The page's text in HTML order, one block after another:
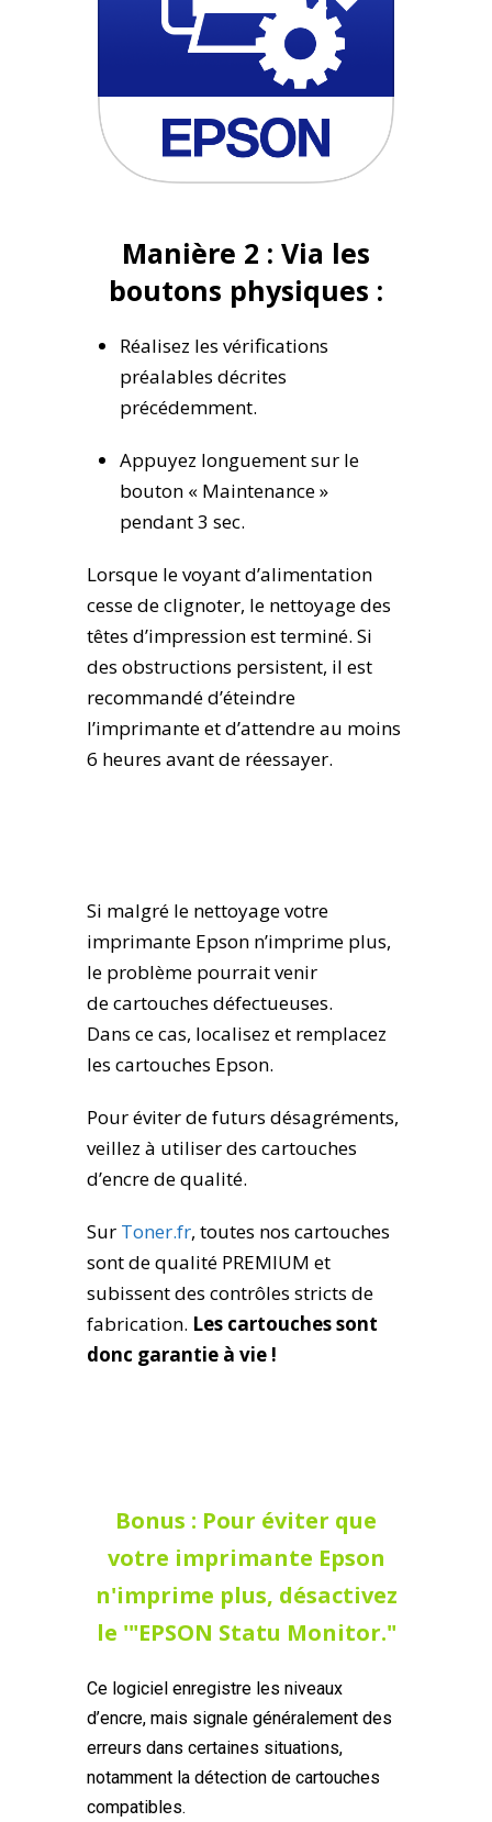
Manière 2 : Via les
boutons physiques :
Réalisez les vérifications
préalables décrites
précédemment.
Appuyez longuement sur le
bouton « Maintenance »
pendant 3 sec.
Lorsque le voyant d’alimentation
cesse de clignoter, le nettoyage des
têtes d’impression est terminé. Si
des obstructions persistent, il est
recommandé d’éteindre
l’imprimante et d’attendre au moins
6 heures avant de réessayer.
Si malgré le nettoyage votre
imprimante Epson n’imprime plus,
le problème pourrait venir
de cartouches défectueuses.
Dans ce cas, localisez et remplacez
les cartouches Epson.
Pour éviter de futurs désagréments,
veillez à utiliser des cartouches
d’encre de qualité.
Sur Toner.fr, toutes nos cartouches
sont de qualité PREMIUM et
subissent des contrôles stricts de
fabrication. Les cartouches sont
donc garantie à vie !
Bonus : Pour éviter que
votre imprimante Epson
n'imprime plus, désactivez
le '"EPSON Statu Monitor."
Ce logiciel enregistre les niveaux
d’encre, mais signale généralement des
erreurs dans certaines situations,
notamment la détection de cartouches
compatibles.